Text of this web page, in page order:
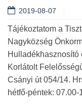
2019-08-07
Tájékoztatom a
Nagyközség
Hulladékhasznosító
Korlátolt
Csányi út 054/14.
hétfő-péntek: 07.00-